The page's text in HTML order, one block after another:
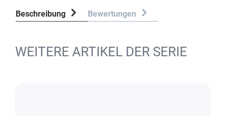
Beschreibung Bewertungen
WEITERE ARTIKEL DER SERIE